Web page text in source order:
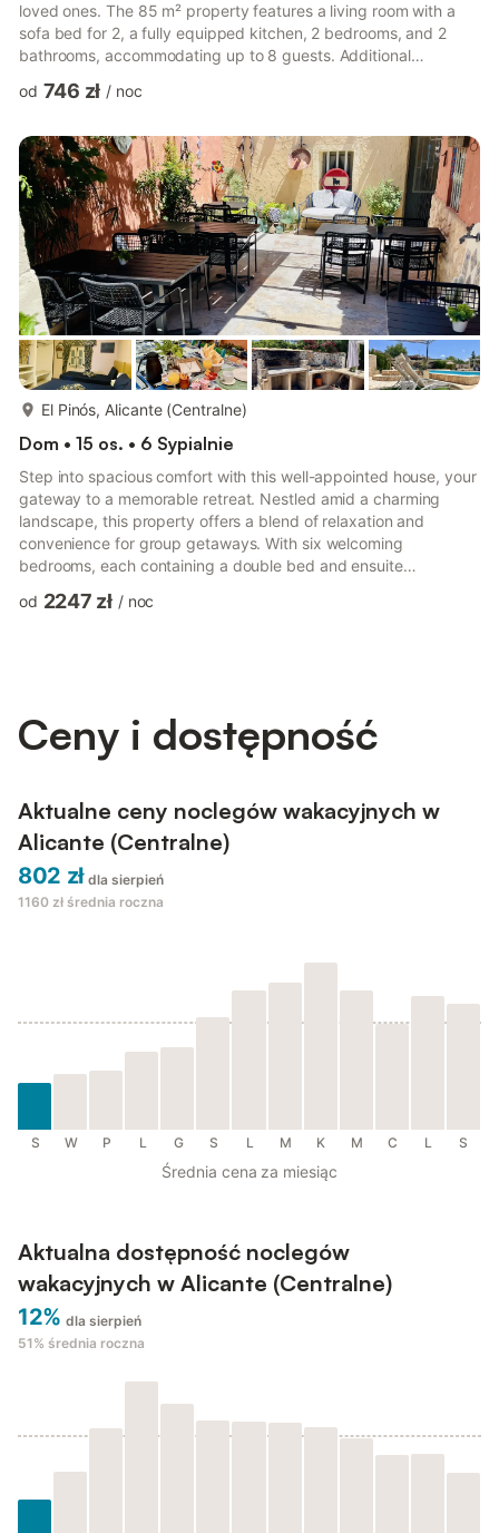
loved ones. The 85 m² property features a living room with a
sofa bed for 2, a fully equipped kitchen, 2 bedrooms, and 2
bathrooms, accommodating up to 8 guests. Additional
machine. A high chair and a cot are also available. Enjoy a
terrace for your relaxation. Parking is available on the property.
No events are allowed. Pets are permitted.
od 746 zł / noc
El Pinós, Alicante (Centralne)
Dom • 15 os. • 6 Sypialnie
Step into spacious comfort with this well-appointed house, your
gateway to a memorable retreat. Nestled amid a charming
landscape, this property offers a blend of relaxation and
convenience for group getaways. With six welcoming
bedrooms, each containing a double bed and ensuite
Whether you're resting after a day exploring or mingling with
od 2247 zł / noc
Ceny i dostępność
Aktualne ceny noclegów wakacyjnych w
Alicante (Centralne)
802 zł dla sierpień
1160 zł średnia roczna
S W P L G S L M K M C L S
Średnia cena za miesiąc
Aktualna dostępność noclegów
wakacyjnych w Alicante (Centralne)
12% dla sierpień
51% średnia roczna